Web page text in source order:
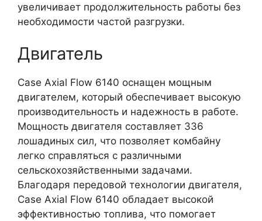
увеличивает продолжительность работы без
необходимости частой разгрузки.
Двигатель
Case Axial Flow 6140 оснащен мощным
двигателем, который обеспечивает высокую
производительность и надежность в работе.
Мощность двигателя составляет 336
лошадиных сил, что позволяет комбайну
легко справляться с различными
сельскохозяйственными задачами.
Благодаря передовой технологии двигателя,
Case Axial Flow 6140 обладает высокой
эффективностью топлива, что помогает